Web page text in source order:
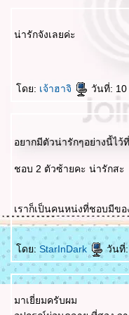
น่ารักจังเลยค่ะ
ดย: เจ้าฮาจิ วันที่: 10
อยากมีตัวน่ารักๆอย่างนี้ไ
ชอบ 2 ตัวซ้ายคะ น่ารักสะ
เราก็เป็นคนหน่งที่ชอบมีข
ดย: StarInDark วันที่:
มาเยี่ยมครับผม